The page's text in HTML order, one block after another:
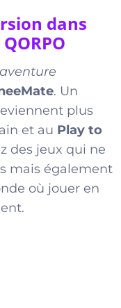
dans
aventure
. Un
plus
et au Play to
des jeux qui ne
mais également
où jouer en